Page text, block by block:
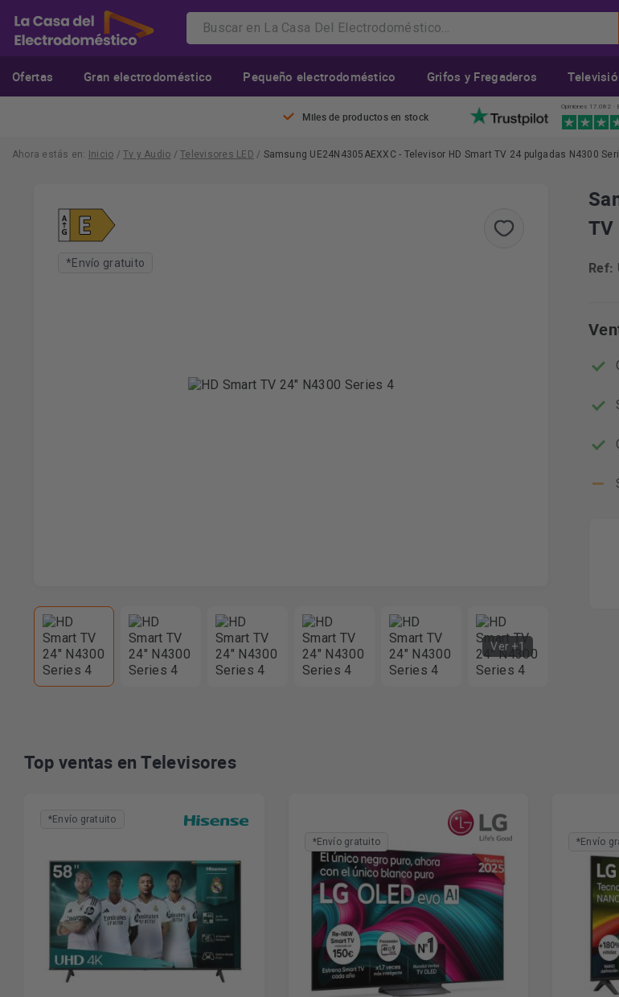
Ofertas Gran electrodoméstico Pequeño electrodoméstico Grifos y Fregaderos
Miles de productos en stock
Opiniones 17.082 ·
Ahora estás en: Inicio /Tv y Audio /Televisores LED / Samsung UE24N4305AEXXC - Televisor HD Smart TV 24 pulgadas N4300
*Envío gratuito
Ver +1
Ref:
Top ventas en Televisores
*Envío gratuito
*Envío gratuito *Envío